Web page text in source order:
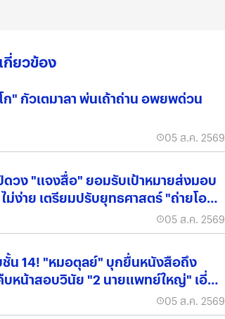
กี่ยวข้อง
ก" กัวเตมาลา พ่นเถ้าถ่าน อพยพด่วน
05 ส.ค. 2569
ดวง "แจงสื่อ" ยอมรับเป้าหมายส่งมอบ
ม่ง่าย เตรียมปรับยุทธศาสตร์ "ถ่ายโอน
05 ส.ค. 2569
น 14! "หมอตุลย์" บุกยื่นหนังสือถึง
หน้าสอบวินัย "2 นายแพทย์ใหญ่" เอี่ยว
05 ส.ค. 2569